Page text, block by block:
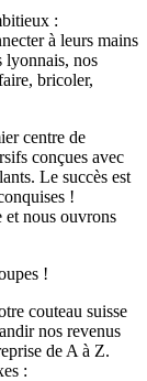
:
à leurs mains
lyonnais, nos
bricoler,
centre de
conçues avec
Le succès est
!
et nous ouvrons
!
couteau suisse
nos revenus
de A à Z.
: